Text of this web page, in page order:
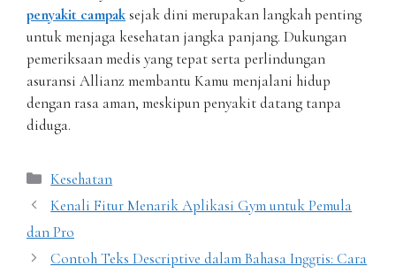
penyakit campaksejak dini merupakan langkah penting
untuk menjaga kesehatan jangka panjang. Dukungan
pemeriksaan medis yang tepat serta perlindungan
asuransi Allianz membantu Kamu menjalani hidup
dengan rasa aman, meskipun penyakit datang tanpa
diduga.
Kategori
Kesehatan
Kenali Fitur Menarik Aplikasi Gym untuk Pemula
dan Pro
Contoh Teks Descriptive dalam Bahasa Inggris: Cara